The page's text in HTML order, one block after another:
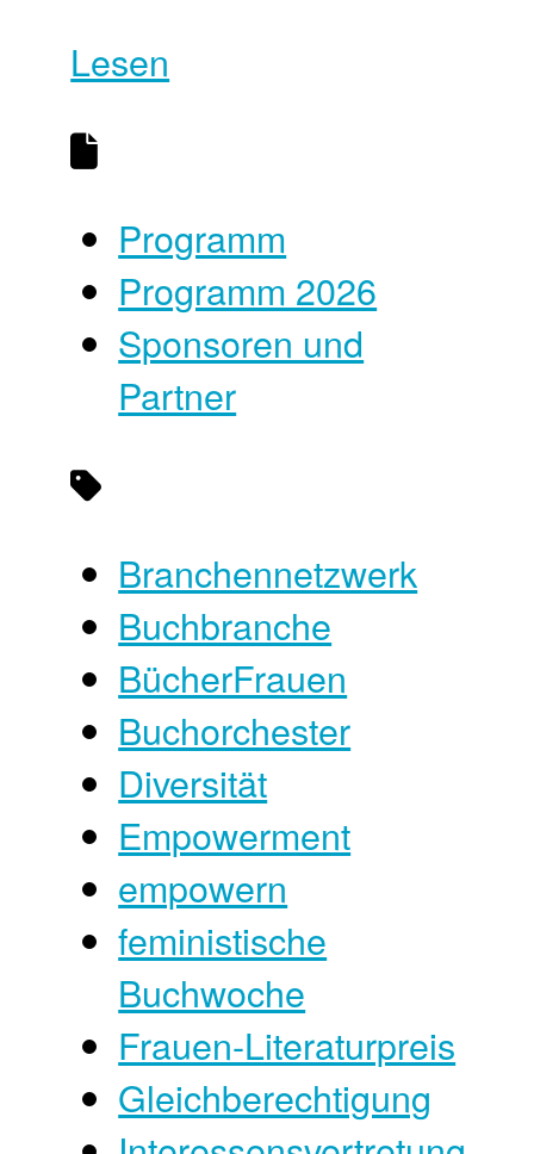
Lesen
Programm
Programm 2026
Sponsoren und
Partner
Branchennetzwerk
Buchbranche
BücherFrauen
Buchorchester
Diversität
Empowerment
empowern
feministische
Buchwoche
Frauen-Literaturpreis
Gleichberechtigung